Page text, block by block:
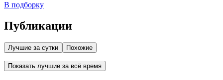
В подборку
Публикации
Лучшие за сутки Похожие
Показать лучшие за всё время